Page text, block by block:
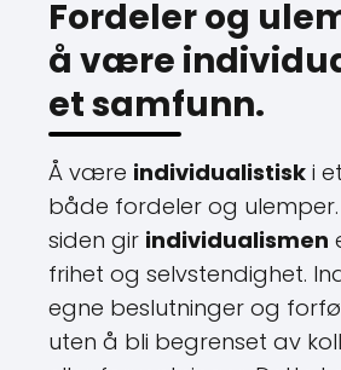
Fordeler og
å være
et samfunn.
Å være individualistisk i
både fordeler og
siden gir individualismen
frihet og selvstendighet.
egne beslutninger og
uten å bli begrenset av